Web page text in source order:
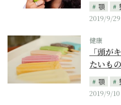
顎
2019/9/29
健康
「頭が
たいも
顎
2019/9/10